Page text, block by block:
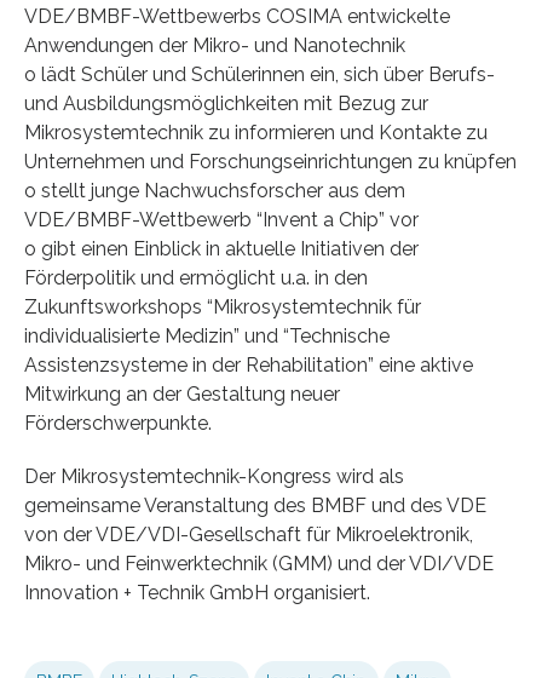
VDE/BMBF-Wettbewerbs COSIMA entwickelte
Anwendungen der Mikro- und Nanotechnik
o lädt Schüler und Schülerinnen ein, sich über Berufs-
und Ausbildungsmöglichkeiten mit Bezug zur
Mikrosystemtechnik zu informieren und Kontakte zu
Unternehmen und Forschungseinrichtungen zu knüpfen
o stellt junge Nachwuchsforscher aus dem
VDE/BMBF-Wettbewerb “Invent a Chip” vor
o gibt einen Einblick in aktuelle Initiativen der
Förderpolitik und ermöglicht u.a. in den
Zukunftsworkshops “Mikrosystemtechnik für
individualisierte Medizin” und “Technische
Assistenzsysteme in der Rehabilitation” eine aktive
Mitwirkung an der Gestaltung neuer
Förderschwerpunkte.
Der Mikrosystemtechnik-Kongress wird als
gemeinsame Veranstaltung des BMBF und des VDE
von der VDE/VDI-Gesellschaft für Mikroelektronik,
Mikro- und Feinwerktechnik (GMM) und der VDI/VDE
Innovation + Technik GmbH organisiert.